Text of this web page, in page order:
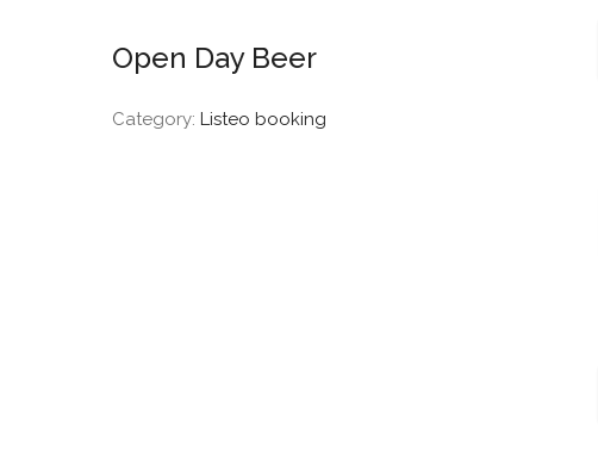
Open Day Beer
Category: Listeo booking